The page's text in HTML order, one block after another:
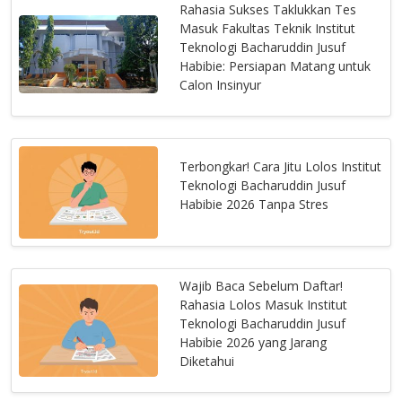
Rahasia Sukses Taklukkan Tes
Masuk Fakultas Teknik Institut
Teknologi Bacharuddin Jusuf
Habibie: Persiapan Matang untuk
Calon Insinyur
Terbongkar! Cara Jitu Lolos Institut
Teknologi Bacharuddin Jusuf
Habibie 2026 Tanpa Stres
Wajib Baca Sebelum Daftar!
Rahasia Lolos Masuk Institut
Teknologi Bacharuddin Jusuf
Habibie 2026 yang Jarang
Diketahui